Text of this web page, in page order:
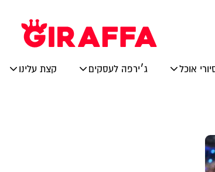
אוכל ג׳ירפה לעסקים קצת עלינו